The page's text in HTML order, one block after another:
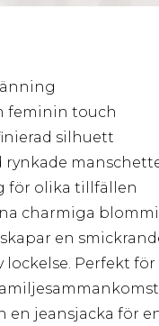
feminin touch
silhuett
rynkade
för olika tillfällen
charmiga
en
Perfekt
en jeansjacka för